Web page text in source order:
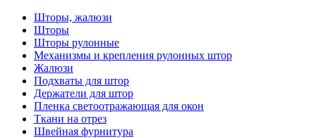
Шторы, жалюзи
Шторы
Шторы рулонные
Механизмы и крепления рулонных штор
Жалюзи
Подхваты для штор
Держатели для штор
Пленка светоотражающая для окон
Ткани на отрез
Швейная фурнитура